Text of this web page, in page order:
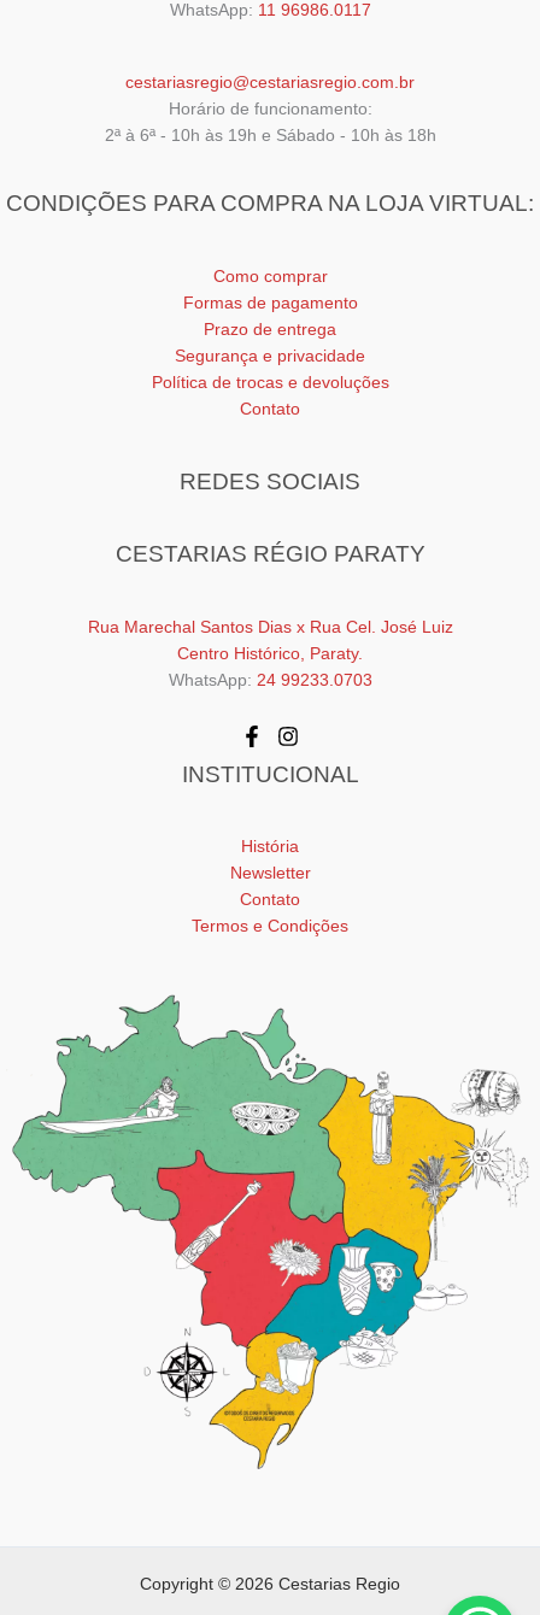
WhatsApp: 11 96986.0117
cestariasregio@cestariasregio.com.br
Horário de funcionamento:
2ª à 6ª - 10h às 19h e Sábado - 10h às 18h
CONDIÇÕES PARA COMPRA NA LOJA VIRTUAL:
Como comprar
Formas de pagamento
Prazo de entrega
Segurança e privacidade
Política de trocas e devoluções
Contato
REDES SOCIAIS
CESTARIAS RÉGIO PARATY
Rua Marechal Santos Dias x Rua Cel. José Luiz
Centro Histórico, Paraty.
WhatsApp: 24 99233.0703
INSTITUCIONAL
História
Newsletter
Contato
Termos e Condições
Copyright © 2026 Cestarias Regio